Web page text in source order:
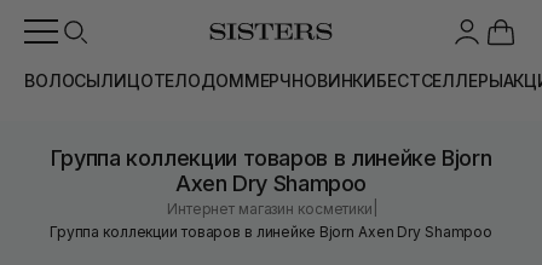
ВОЛОСЫЛИЦОТЕЛОДОММЕРЧНОВИНКИБЕСТСЕЛЛЕРЫ
Группа коллекции товаров в линейке Bjorn
Axen Dry Shampoo
Интернет магазин косметики
Группа коллекции товаров в линейке Bjorn Axen Dry Shampoo